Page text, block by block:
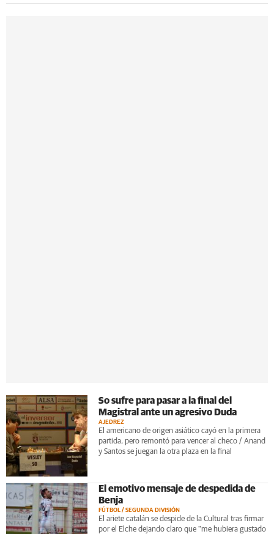
So sufre para pasar a la final del
Magistral ante un agresivo Duda
AJEDREZ
El americano de origen asiático cayó en la primera
partida, pero remontó para vencer al checo / Anand
y Santos se juegan la otra plaza en la final
El emotivo mensaje de despedida de
Benja
FÚTBOL / SEGUNDA DIVISIÓN
El ariete catalán se despide de la Cultural tras firmar
por el Elche dejando claro que "me hubiera gustado